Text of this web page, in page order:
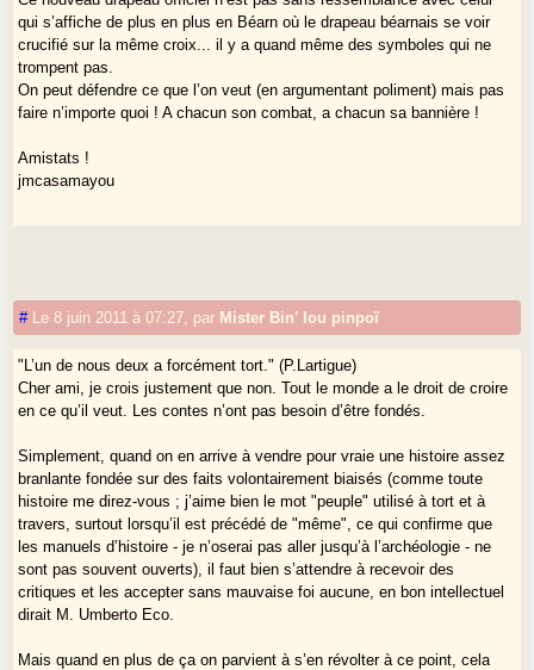
qui s’affiche de plus en plus en Béarn où le drapeau béarnais se voir
crucifié sur la même croix... il y a quand même des symboles qui ne
trompent pas.
On peut défendre ce que l’on veut (en argumentant poliment) mais pas
faire n’importe quoi ! A chacun son combat, a chacun sa bannière !
Amistats !
jmcasamayou
# Le 8 juin 2011 à 07:27 par Mister Bin’ lou pinpoï
"L’un de nous deux a forcément tort." (P.Lartigue)
Cher ami, je crois justement que non. Tout le monde a le droit de croire
en ce qu’il veut. Les contes n’ont pas besoin d’être fondés.
Simplement, quand on en arrive à vendre pour vraie une histoire assez
branlante fondée sur des faits volontairement biaisés (comme toute
histoire me direz-vous ; j’aime bien le mot "peuple" utilisé à tort et à
travers, surtout lorsqu’il est précédé de "même", ce qui confirme que
les manuels d’histoire - je n’oserai pas aller jusqu’à l’archéologie - ne
sont pas souvent ouverts), il faut bien s’attendre à recevoir des
critiques et les accepter sans mauvaise foi aucune, en bon intellectuel
dirait M. Umberto Eco.
Mais quand en plus de ça on parvient à s’en révolter à ce point, cela